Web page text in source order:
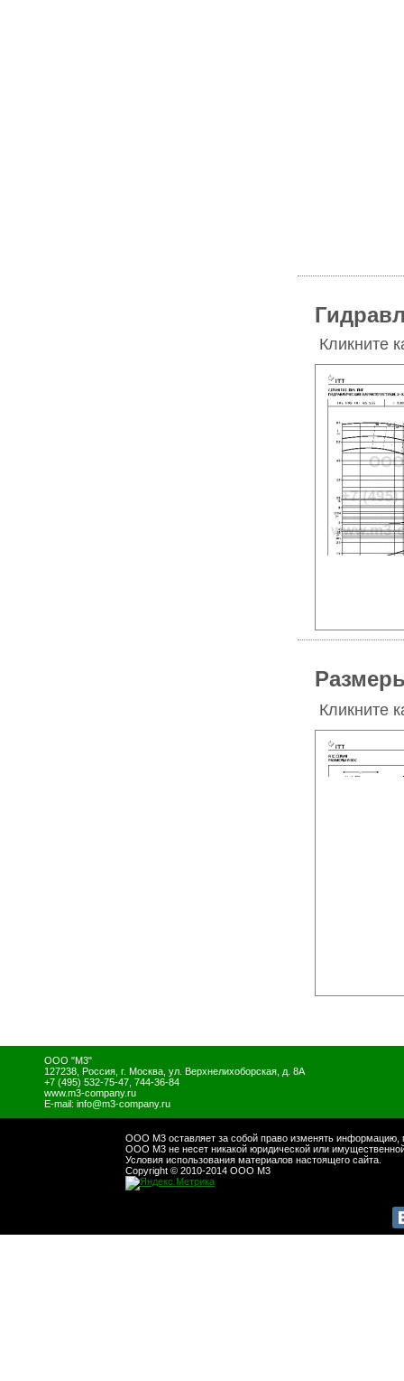
Кликните
Кликните
ООО "М3"
127238
Россия г. Москва ул. Верхнелихоборская, д. 8А
+7 (495) 532-75-47, 744-36-84
www.m3-company.ru
E-mail: info@m3-company.ru
ООО М3 оставляет за собой право изменять информацию,
ООО М3 не несет никакой юридической или
Условия использования материалов настоящего сайта.
Copyright © 2010-2014 ООО М3